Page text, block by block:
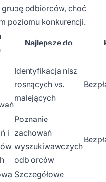
odbiorców, choć
poziomu konkurencji.
Najlepsze do
Identyfikacja nisz
rosnących vs.
malejących
i
Poznanie
zachowań
wyszukiwawczych
odbiorców
Szczegółowe